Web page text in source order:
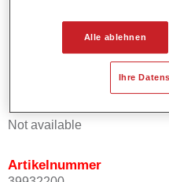
VOC-konform.
Schnelle Trocknung.
Bleifreie Farbtöne.
Produktvariante
Not available
Artikelnummer
Alle ablehnen
Ihre